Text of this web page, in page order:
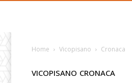
Home Vicopisano Cronaca
VICOPISANO CRONACA